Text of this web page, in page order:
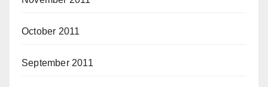
October 2011
September 2011